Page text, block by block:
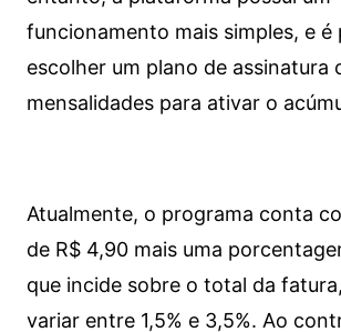
funcionamento mais simples, e é
escolher um plano de assinatura
mensalidades para ativar o
Atualmente, o programa conta
de R$ 4,90 mais uma
que incide sobre o total da
variar entre 1,5% e 3,5%. Ao